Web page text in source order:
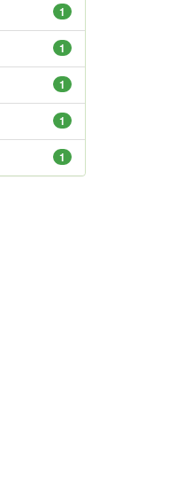
1
1
1
1
1